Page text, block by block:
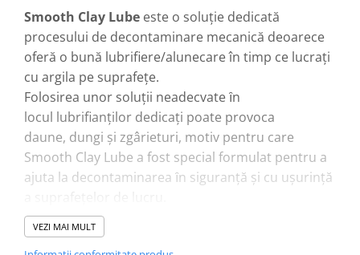
Smooth Clay Lube este o soluție dedicată
procesului de decontaminare mecanică deoarece
oferă o bună lubrifiere/alunecare în timp ce lucrați
cu argila pe suprafețe.
Folosirea unor soluții neadecvate ȋn
locul lubrifianților dedicați poate provoca
daune, dungi și zgârieturi, motiv pentru care
Smooth Clay Lube a fost special formulat pentru a
ajuta la decontaminarea ȋn siguranță și cu ușurință
Smooth Clay Lube este un amestec de ingrediente
VEZI MAI MULT